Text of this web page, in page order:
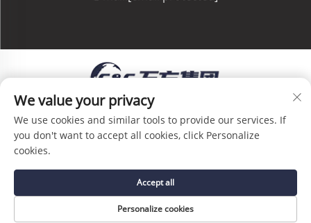
Direitos Autorais © C&C GLOBAL Logistics Co.,
Limited Todos os Direitos Reservados - Política de
Privacidade
We value your privacy
We use cookies and similar tools to provide our services. If
you don't want to accept all cookies, click Personalize
cookies.
Personalize cookies
Accept all